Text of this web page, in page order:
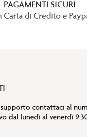
PAGAMENTI SICURI
Carta di Credito e
contattaci al
dal lunedì al venerdì